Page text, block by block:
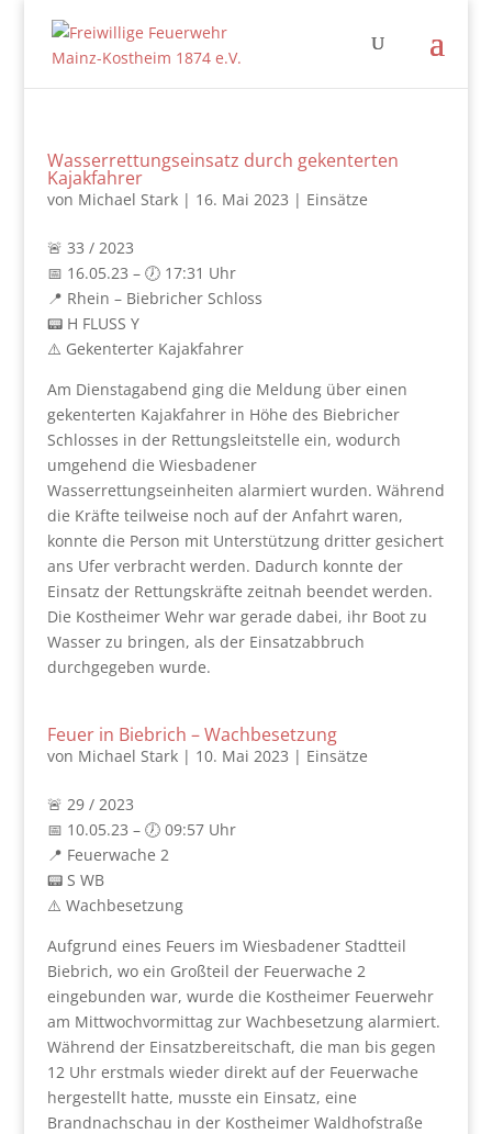
Wasserrettungseinsatz durch gekenterten
Kajakfahrer
von Michael Stark| 16. Mai 2023 | Einsätze
🚨 33 / 2023
📅 16.05.23 – 🕖 17:31 Uhr
📍 Rhein – Biebricher Schloss
📟 H FLUSS Y
⚠️ Gekenterter Kajakfahrer
Am Dienstagabend ging die Meldung über einen
gekenterten Kajakfahrer in Höhe des Biebricher
Schlosses in der Rettungsleitstelle ein, wodurch
umgehend die Wiesbadener
Wasserrettungseinheiten alarmiert wurden. Während
die Kräfte teilweise noch auf der Anfahrt waren,
konnte die Person mit Unterstützung dritter gesichert
ans Ufer verbracht werden. Dadurch konnte der
Einsatz der Rettungskräfte zeitnah beendet werden.
Die Kostheimer Wehr war gerade dabei, ihr Boot zu
Wasser zu bringen, als der Einsatzabbruch
durchgegeben wurde.
Feuer in Biebrich – Wachbesetzung
von Michael Stark| 10. Mai 2023 | Einsätze
🚨 29 / 2023
📅 10.05.23 – 🕖 09:57 Uhr
📍 Feuerwache 2
📟 S WB
⚠️ Wachbesetzung
Aufgrund eines Feuers im Wiesbadener Stadtteil
Biebrich, wo ein Großteil der Feuerwache 2
eingebunden war, wurde die Kostheimer Feuerwehr
am Mittwochvormittag zur Wachbesetzung alarmiert.
Während der Einsatzbereitschaft, die man bis gegen
12 Uhr erstmals wieder direkt auf der Feuerwache
hergestellt hatte, musste ein Einsatz, eine
Brandnachschau in der Kostheimer Waldhofstraße